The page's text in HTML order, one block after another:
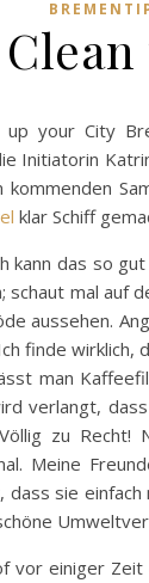
your City
Initiatorin
kommenden
klar Schiff
kann das so
mal auf
aussehen.
finde
man
verlangt,
zu
Meine
sie
vor einiger